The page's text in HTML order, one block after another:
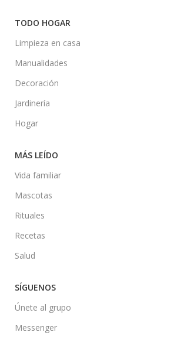
TODO HOGAR
Limpieza en casa
Manualidades
Decoración
Jardinería
Hogar
MÁS LEÍDO
Vida familiar
Mascotas
Rituales
Recetas
Salud
SÍGUENOS
Únete al grupo
Messenger